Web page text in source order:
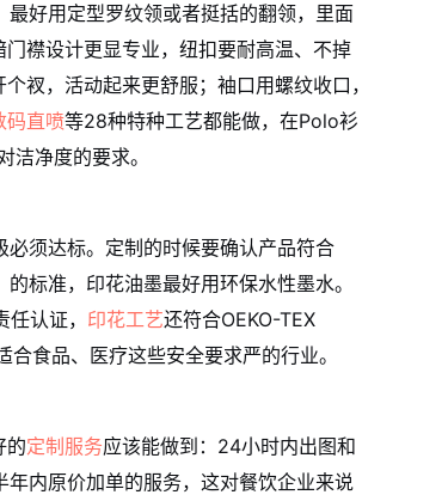
好用定型罗纹领或者挺括的翻领，里面
襟设计更显专业，纽扣要耐高温、不掉
衩，活动起来更舒服；袖口用螺纹收口，
码直喷等28种特种工艺都能做，在Polo衫
净度的要求。
须达标。定制的时候要确认产品符合
标准，印花油墨最好用环保水性墨水。
认证， 印花工艺还符合OEKO-TEX
食品、医疗这些安全要求严的行业。
的定制服务应该能做到：24小时内出图和
内原价加单的服务，这对餐饮企业来说